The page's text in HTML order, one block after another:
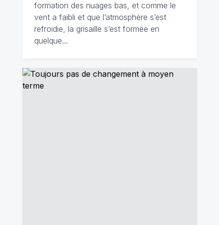
formation des nuages bas, et comme le
vent a faibli et que l’atmosphère s’est
refroidie, la grisaille s’est formée en
quelque…